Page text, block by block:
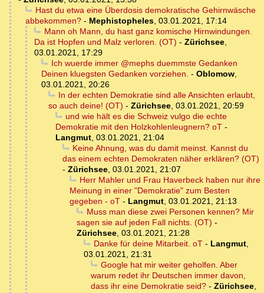
Hast du etwa eine Überdosis demokratische Gehirnwäsche
abbekommen? - Mephistopheles, 03.01.2021, 17:14
Mann oh Mann, du hast ganz komische Hirnwindungen.
Da ist Hopfen und Malz verloren. (OT) - Zürichsee,
03.01.2021, 17:29
Ich wuerde immer @mephs duemmste Gedanken
Deinen kluegsten Gedanken vorziehen. - Oblomow,
03.01.2021, 20:26
In der echten Demokratie sind alle Ansichten erlaubt,
so auch deine! (OT) - Zürichsee, 03.01.2021, 20:59
und wie hält es die Schweiz vulgo die echte
Demokratie mit den Holzkohlenleugnern? oT -
Langmut, 03.01.2021, 21:04
Keine Ahnung, was du damit meinst. Kannst du
das einem echten Demokraten näher erklären? (OT)
- Zürichsee, 03.01.2021, 21:07
Herr Mahler und Frau Haverbeck haben nur ihre
Meinung in einer "Demokratie" zum Besten
gegeben - oT - Langmut, 03.01.2021, 21:13
Muss man diese zwei Personen kennen? Mir
sagen sie auf jeden Fall nichts. (OT) -
Zürichsee, 03.01.2021, 21:28
Danke für deine Mitarbeit. oT- Langmut,
03.01.2021, 21:31
Google hat mir weiter geholfen. Aber
warum redet ihr Deutschen immer davon,
dass ihr eine Demokratie seid? - Zürichsee,